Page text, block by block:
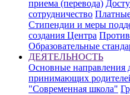
приема (перевода)
сотрудничество
Стипендии и меры
создания Центра
Образовательные
ДЕЯТЕЛЬНОСТЬ
Основные направления
принимающих
"Современная школа"